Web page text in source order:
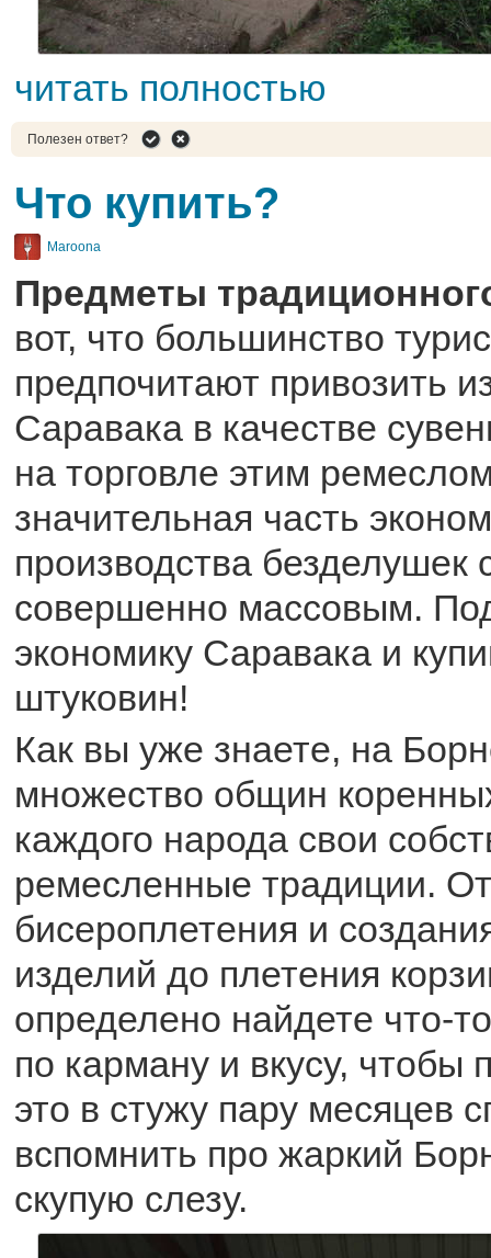
читать полностью
Полезен ответ?
Что купить?
Maroona
Предметы
вот, что большинство
предпочитают привозить
Саравака в качестве
на торговле этим
значительная часть
производства безделушек
совершенно массовым.
экономику Саравака и
штуковин!
Как вы уже знаете, на
множество общин
каждого народа свои
ремесленные традиции. От
бисероплетения и
изделий до плетения
определено найдете что-
по карману и вкусу, чтобы
это в стужу пару месяцев
вспомнить про жаркий
скупую слезу.